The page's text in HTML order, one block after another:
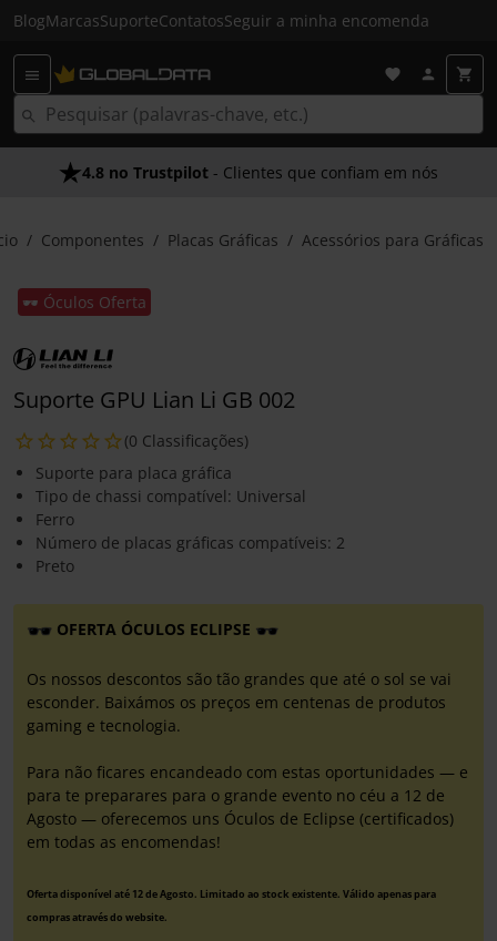
BlogMarcasSuporteContatosSeguir a minha encomenda
4.8 no Trustpilot - Clientes que confiam em nós
Componentes Placas Gráficas Acessórios para Gráficas
🕶️ Óculos Oferta
Suporte GPU Lian Li GB 002
(0 Classificações)
Suporte para placa gráfica
Tipo de chassi compatível: Universal
Ferro
Número de placas gráficas compatíveis: 2
Preto
OFERTA ÓCULOS ECLIPSE
Os nossos descontos são tão grandes que até o sol se vai
esconder. Baixámos os preços em centenas de produtos
gaming e tecnologia.
Para não ficares encandeado com estas oportunidades — e
para te preparares para o grande evento no céu a 12 de
Agosto — oferecemos uns Óculos de Eclipse (certificados)
em todas as encomendas!
Oferta disponível até 12 de Agosto. Limitado ao stock existente. Válido apenas para
compras através do website.